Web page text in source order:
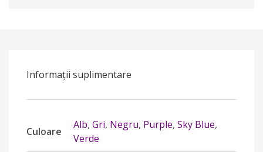
Informații suplimentare
Culoare
Alb, Gri, Negru, Purple, Sky Blue,
Verde